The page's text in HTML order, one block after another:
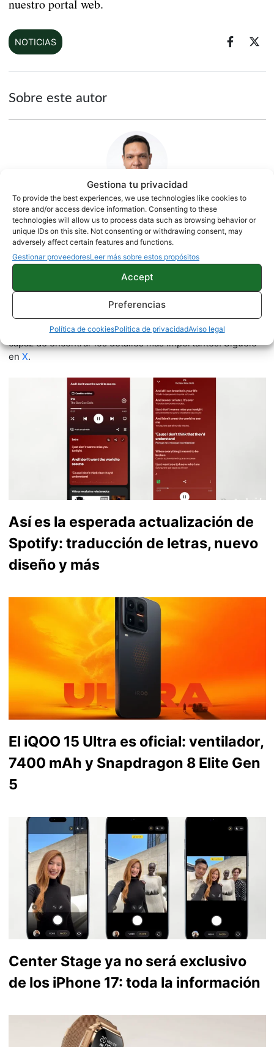
Gestiona tu privacidad
To provide the best experiences, we use technologies like cookies to
store and/or access device information. Consenting to these
technologies will allow us to process data such as browsing behavior or
unique IDs on this site. Not consenting or withdrawing consent, may
adversely affect certain features and functions.
Gestionar proveedoresLeer más sobre estos propósitos
Accept
Preferencias
Política de cookiesPolítica de privacidadAviso legal
nuestro portal web.
NOTICIAS
Sobre este autor
Jesús González
1500 artículos publicados en ProAndroid desde 2020.
Periodista experto en tecnología y especializado en
móviles Android y telefonía, desde pequeño vive por y para
los gadgets, le encanta estar a la última y es redactor sobre
tecnología desde 2018. Amante de los smartphones,
tablets, smartwatches y todo lo que tenga una pantalla. Ha
probado más de 100 móviles de distintas marcas, y es
capaz de encontrar los detalles más importantes. Síguelo
en X.
Así es la esperada actualización de
Spotify: traducción de letras, nuevo
diseño y más
El iQOO 15 Ultra es oficial: ventilador,
7400 mAh y Snapdragon 8 Elite Gen
5
Center Stage ya no será exclusivo
de los iPhone 17: toda la información